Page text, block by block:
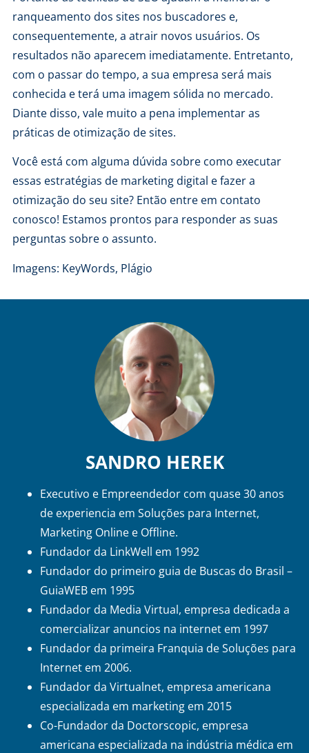
ranqueamento dos sites nos buscadores e,
consequentemente, a atrair novos usuários. Os
resultados não aparecem imediatamente. Entretanto,
com o passar do tempo, a sua empresa será mais
conhecida e terá uma imagem sólida no mercado.
Diante disso, vale muito a pena implementar as
práticas de otimização de sites.
Você está com alguma dúvida sobre como executar
essas estratégias de marketing digital e fazer a
otimização do seu site? Então entre em contato
conosco! Estamos prontos para responder as suas
perguntas sobre o assunto.
Imagens: KeyWords, Plágio
SANDRO HEREK
Executivo e Empreendedor com quase 30 anos
de experiencia em Soluções para Internet,
Marketing Online e Offline.
Fundador da LinkWell em 1992
Fundador do primeiro guia de Buscas do Brasil –
GuiaWEB em 1995
Fundador da Media Virtual, empresa dedicada a
comercializar anuncios na internet em 1997
Fundador da primeira Franquia de Soluções para
Internet em 2006.
Fundador da Virtualnet, empresa americana
especializada em marketing em 2015
Co-Fundador da Doctorscopic, empresa
americana especializada na indústria médica em